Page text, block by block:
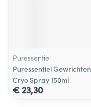
Puressentiel
Puressentiel Gewrichten
Cryo Spray 150ml
€ 23,30